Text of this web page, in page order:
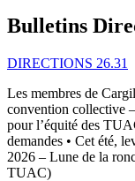
Bulletins
DIRECTIONS 26.31
Les membres de
convention collective
pour l’équité des
demandes • Cet été,
2026 – Lune de la
TUAC)